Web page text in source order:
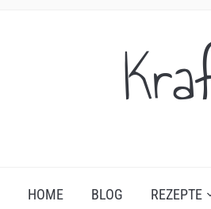
HOME BLOG REZEPTE